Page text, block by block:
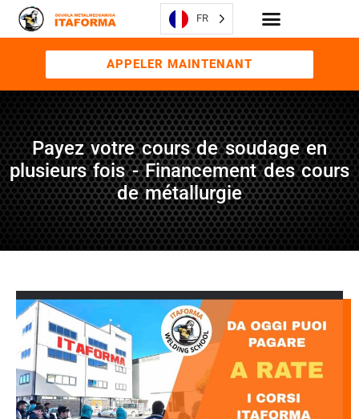
FR
APPELER MAINTENANT
Payez votre cours de soudage en
plusieurs fois - Financement des cours
de métallurgie